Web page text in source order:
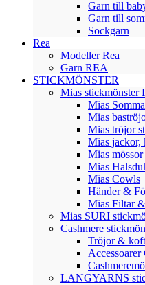
Garn till
Garn till
Sockgarn
Rea
Modeller Rea
Garn REA
STICKMÖNSTER
Mias stickmönster
Mias
Mias
Mias tröjor
Mias jackor,
Mias mössor
Mias
Mias Cowls
Händer &
Mias Filtar
Mias SURI
Cashmere
Tröjor &
Accessoarer
LANGYARNS